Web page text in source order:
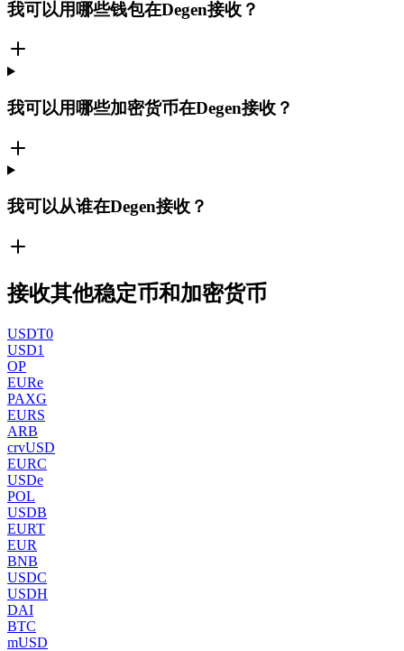
我可以用哪些钱包在Degen接收？
我可以用哪些加密货币在Degen接收？
我可以从谁在Degen接收？
接收其他稳定币和加密货币
USDT0
USD1
OP
EURe
PAXG
EURS
ARB
crvUSD
EURC
USDe
POL
USDB
EURT
EUR
BNB
USDC
USDH
DAI
BTC
mUSD